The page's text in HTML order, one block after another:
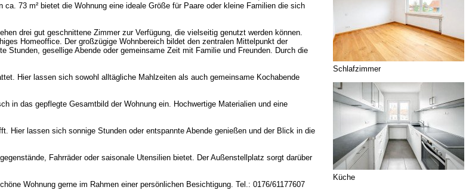
73 m² bietet die Wohnung eine ideale Größe für Paare oder kleine Familien die sich
drei gut geschnittene Zimmer zur Verfügung, die vielseitig genutzt werden können.
Homeoffice. Der großzügige Wohnbereich bildet den zentralen Mittelpunkt der
Stunden, gesellige Abende oder gemeinsame Zeit mit Familie und Freunden. Durch die
Hier lassen sich sowohl alltägliche Mahlzeiten als auch gemeinsame Kochabende
in das gepflegte Gesamtbild der Wohnung ein. Hochwertige Materialien und eine
Hier lassen sich sonnige Stunden oder entspannte Abende genießen und der Blick in die
Fahrräder oder saisonale Utensilien bietet. Der Außenstellplatz sorgt darüber
Wohnung gerne im Rahmen einer persönlichen Besichtigung. Tel.: 0176/61177607
Schlafzimmer
Küche